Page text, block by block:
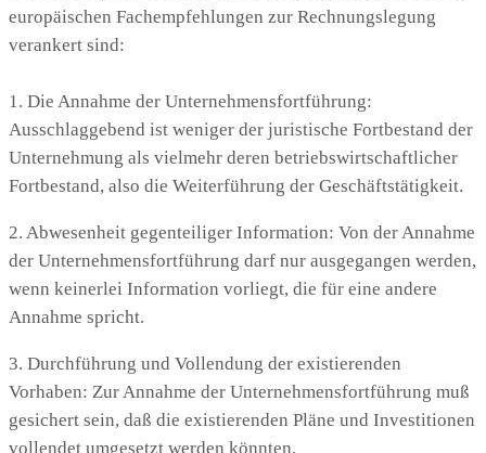
europäischen Fachempfehlungen zur Rechnungslegung
verankert sind:
1. Die Annahme der Unternehmensfortführung:
Ausschlaggebend ist weniger der juristische Fortbestand der
Unternehmung als vielmehr deren betriebswirtschaftlicher
Fortbestand, also die Weiterführung der Geschäftstätigkeit.
2. Abwesenheit gegenteiliger Information: Von der Annahme
der Unternehmensfortführung darf nur ausgegangen werden,
wenn keinerlei Information vorliegt, die für eine andere
Annahme spricht.
3. Durchführung und Vollendung der existierenden
Vorhaben: Zur Annahme der Unternehmensfortführung muß
gesichert sein, daß die existierenden Pläne und Investitionen
vollendet umgesetzt werden könnten.